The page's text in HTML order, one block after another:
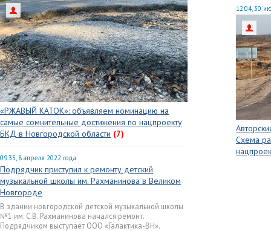
«РЖАВЫЙ КАТОК»: объявляем номинацию на
самые сомнительные достижения по нацпроекту
БКД в Новгородской области (7)
09:35, 8 апреля 2022 года
Подрядчик приступил к ремонту детский
музыкальной школы им. Рахманинова в Великом
Новгороде
В здании новгородской детской музыкальной школы
№1 им. С.В. Рахманинова начался ремонт.
Подрядчиком выступает ООО «Галактика-ВН».
12:04, 30
Схема